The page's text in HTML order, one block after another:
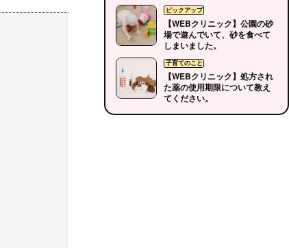
【WEBクリニック】公園の砂
場で遊んでいて、砂を食べて
しまいました。
【WEBクリニック】処方され
た薬の使用期限について教え
てください。